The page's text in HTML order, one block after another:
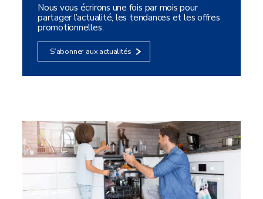
Nous vous écrirons une fois par mois pour
partager l’actualité, les tendances et les offres
promotionnelles.
S’abonner aux actualités